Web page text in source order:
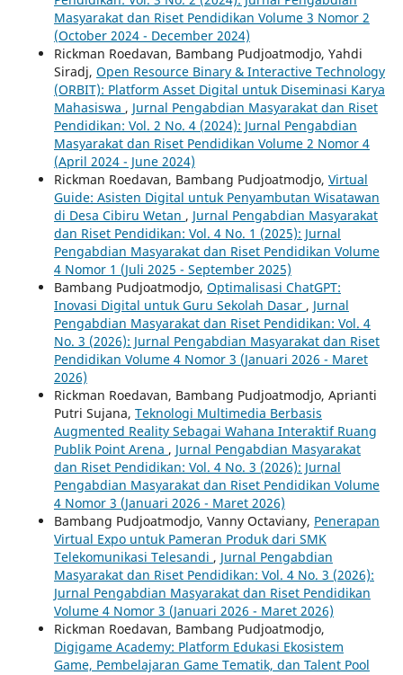
Masyarakat dan Riset Pendidikan Volume 3 Nomor 2
(October 2024 - December 2024)
Rickman Roedavan, Bambang Pudjoatmodjo, Yahdi
Siradj, Open Resource Binary & Interactive Technology
(ORBIT): Platform Asset Digital untuk Diseminasi Karya
Mahasiswa , Jurnal Pengabdian Masyarakat dan Riset
Pendidikan: Vol. 2 No. 4 (2024): Jurnal Pengabdian
Masyarakat dan Riset Pendidikan Volume 2 Nomor 4
(April 2024 - June 2024)
Rickman Roedavan, Bambang Pudjoatmodjo, Virtual
Guide: Asisten Digital untuk Penyambutan Wisatawan
di Desa Cibiru Wetan , Jurnal Pengabdian Masyarakat
dan Riset Pendidikan: Vol. 4 No. 1 (2025): Jurnal
Pengabdian Masyarakat dan Riset Pendidikan Volume
4 Nomor 1 (Juli 2025 - September 2025)
Bambang Pudjoatmodjo, Optimalisasi ChatGPT:
Inovasi Digital untuk Guru Sekolah Dasar , Jurnal
Pengabdian Masyarakat dan Riset Pendidikan: Vol. 4
No. 3 (2026): Jurnal Pengabdian Masyarakat dan Riset
Pendidikan Volume 4 Nomor 3 (Januari 2026 - Maret
2026)
Rickman Roedavan, Bambang Pudjoatmodjo, Aprianti
Putri Sujana, Teknologi Multimedia Berbasis
Augmented Reality Sebagai Wahana Interaktif Ruang
Publik Point Arena , Jurnal Pengabdian Masyarakat
dan Riset Pendidikan: Vol. 4 No. 3 (2026): Jurnal
Pengabdian Masyarakat dan Riset Pendidikan Volume
4 Nomor 3 (Januari 2026 - Maret 2026)
Bambang Pudjoatmodjo, Vanny Octaviany, Penerapan
Virtual Expo untuk Pameran Produk dari SMK
Telekomunikasi Telesandi , Jurnal Pengabdian
Masyarakat dan Riset Pendidikan: Vol. 4 No. 3 (2026):
Jurnal Pengabdian Masyarakat dan Riset Pendidikan
Volume 4 Nomor 3 (Januari 2026 - Maret 2026)
Rickman Roedavan, Bambang Pudjoatmodjo,
Digigame Academy: Platform Edukasi Ekosistem
Game, Pembelajaran Game Tematik, dan Talent Pool